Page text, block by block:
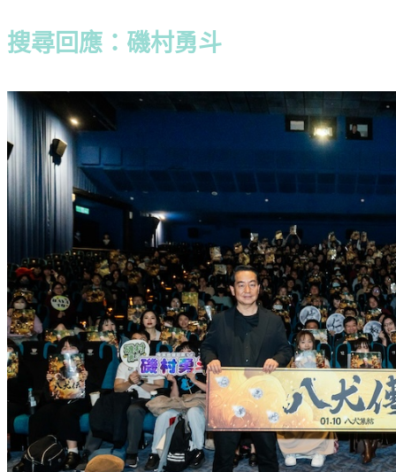
搜尋回應：磯村勇斗